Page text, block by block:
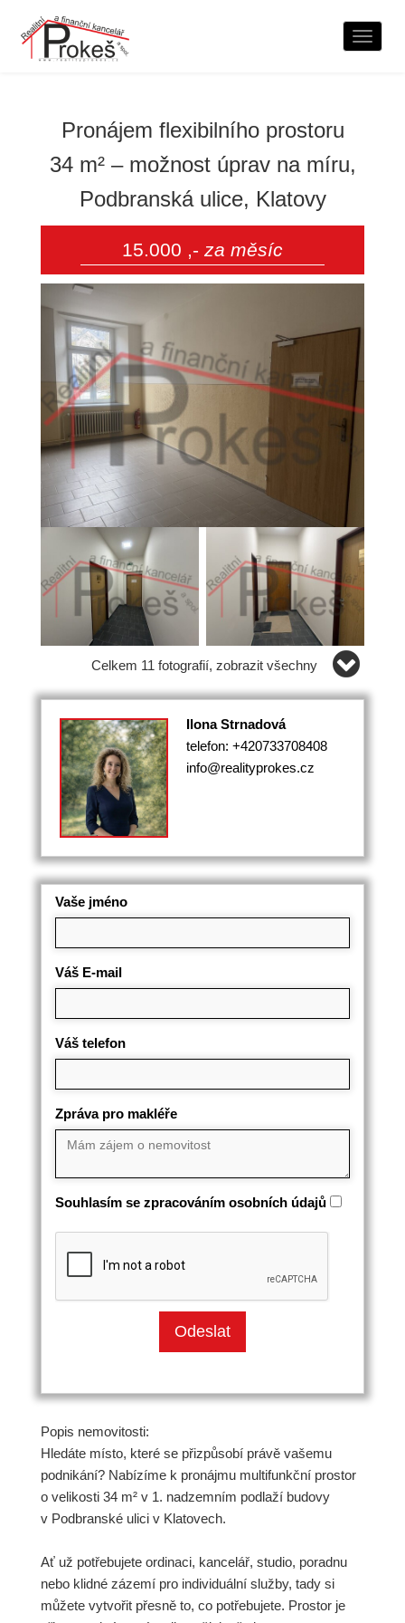
Pronájem flexibilního prostoru
34 m² – možnost úprav na míru,
Podbranská ulice, Klatovy
15.000 ,- za měsíc
Celkem 11 fotografií, zobrazit všechny
Ilona Strnadová
telefon: +420733708408
info@realityprokes.cz
Vaše jméno
Váš E-mail
Váš telefon
Zpráva pro makléře
Souhlasím se zpracováním osobních údajů
Popis nemovitosti:
Hledáte místo, které se přizpůsobí právě vašemu
podnikání? Nabízíme k pronájmu multifunkční prostor
o velikosti 34 m² v 1. nadzemním podlaží budovy
v Podbranské ulici v Klatovech.
Ať už potřebujete ordinaci, kancelář, studio, poradnu
nebo klidné zázemí pro individuální služby, tady si
můžete vytvořit přesně to, co potřebujete. Prostor je